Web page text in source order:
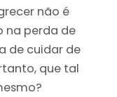
não é
na perda de
de cuidar de
que tal